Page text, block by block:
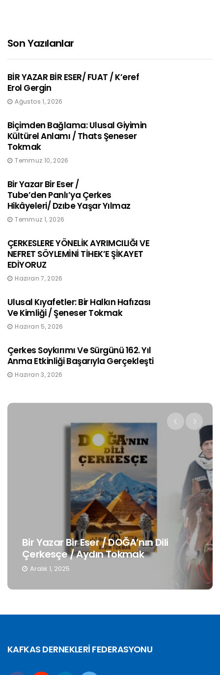
Son Yazılanlar
BİR YAZAR BİR ESER/ FUAT / K’eref
Erol Gergin
Ağustos 1, 2026
Biçimden Bağlama: Ulusal Giyimin
Kültürel Anlamı / Thats Şeneser
Tokmak
Temmuz 10, 2026
Bir Yazar Bir Eser /
Tube’den Panlı’ya Çerkes
Hikâyeleri/ Dzıbe Yaşar Yılmaz
Temmuz 1, 2026
ÇERKESLERE YÖNELİK AYRIMCILIĞI VE
NEFRET SÖYLEMİNİ TİHEK’E ŞİKAYET
EDİYORUZ
Haziran 7, 2026
Ulusal Kıyafetler: Bir Halkın Hafızası
Ve Kimliği / Şeneser Tokmak
Haziran 5, 2026
Çerkes Soykırımı Ve Sürgünü 162. Yıl
Anma Etkinliği Başarıyla Gerçekleşti
Haziran 3, 2026
Gençlerin Kimlik Bilinci 3: Anadilin
Muhafazası / Hatough Timaf
KAFKAS DERNEKLERİ FEDERASYONU